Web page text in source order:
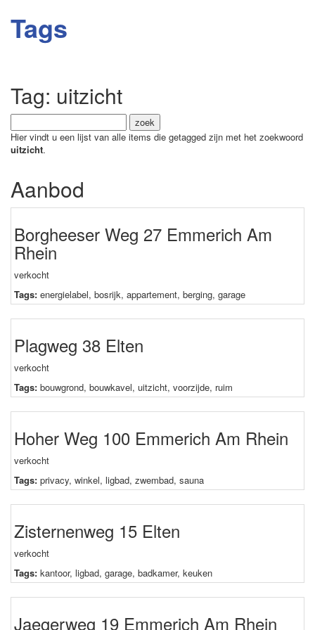
Tags
Tag: uitzicht
Hier vindt u een lijst van alle items die getagged zijn met het zoekwoord
uitzicht.
Aanbod
Borgheeser Weg 27 Emmerich Am
Rhein
verkocht
Tags: energielabel, bosrijk, appartement, berging, garage
Plagweg 38 Elten
verkocht
Tags: bouwgrond, bouwkavel, uitzicht, voorzijde, ruim
Hoher Weg 100 Emmerich Am Rhein
verkocht
Tags: privacy, winkel, ligbad, zwembad, sauna
Zisternenweg 15 Elten
verkocht
Tags: kantoor, ligbad, garage, badkamer, keuken
Jaegerweg 19 Emmerich Am Rhein